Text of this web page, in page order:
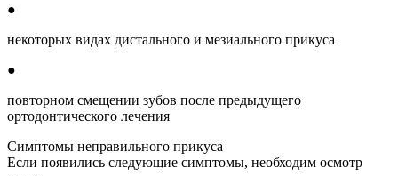
●
некоторых видах дистального и мезиального прикуса
●
повторном смещении зубов после предыдущего
ортодонтического лечения
Симптомы неправильного прикуса
Если появились следующие симптомы, необходим осмотр